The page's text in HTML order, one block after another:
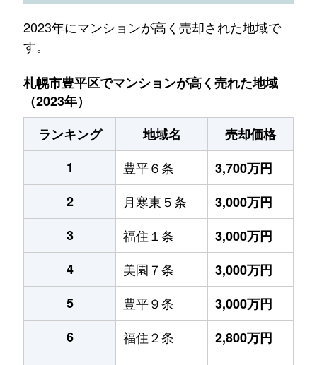
2023年にマンションが高く売却された地域で
す。
札幌市豊平区でマンションが高く売れた地域
（2023年）
ランキング
地域名
売却価格
1
豊平６条
3,700万円
2
月寒東５条
3,000万円
3
福住１条
3,000万円
4
美園７条
3,000万円
5
豊平９条
3,000万円
6
福住２条
2,800万円